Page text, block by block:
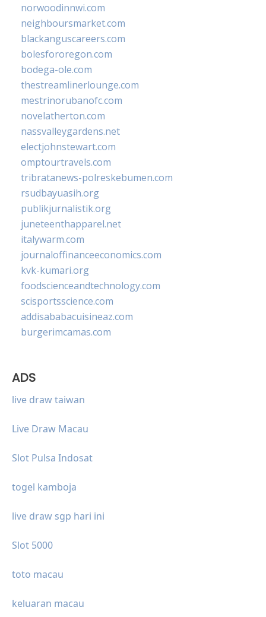
norwoodinnwi.com
neighboursmarket.com
blackanguscareers.com
bolesfororegon.com
bodega-ole.com
thestreamlinerlounge.com
mestrinorubanofc.com
novelatherton.com
nassvalleygardens.net
electjohnstewart.com
omptourtravels.com
tribratanews-polreskebumen.com
rsudbayuasih.org
publikjurnalistik.org
juneteenthapparel.net
italywarm.com
journaloffinanceeconomics.com
kvk-kumari.org
foodscienceandtechnology.com
scisportsscience.com
addisababacuisineaz.com
burgerimcamas.com
ADS
live draw taiwan
Live Draw Macau
Slot Pulsa Indosat
togel kamboja
live draw sgp hari ini
Slot 5000
toto macau
keluaran macau